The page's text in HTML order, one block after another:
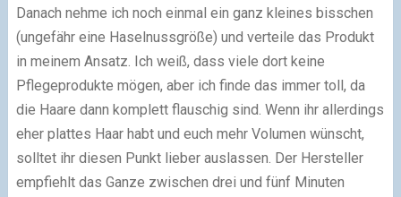
Danach nehme ich noch einmal ein ganz kleines bisschen
(ungefähr eine Haselnussgröße) und verteile das Produkt
in meinem Ansatz. Ich weiß, dass viele dort keine
Pflegeprodukte mögen, aber ich finde das immer toll, da
die Haare dann komplett flauschig sind. Wenn ihr allerdings
eher plattes Haar habt und euch mehr Volumen wünscht,
solltet ihr diesen Punkt lieber auslassen. Der Hersteller
empfiehlt das Ganze zwischen drei und fünf Minuten